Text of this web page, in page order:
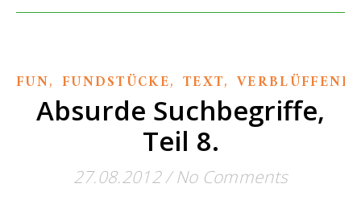
FUN, FUNDSTÜCKE, TEXT,
Absurde Suchbegriffe,
Teil 8.
27.08.2012/ No Comments